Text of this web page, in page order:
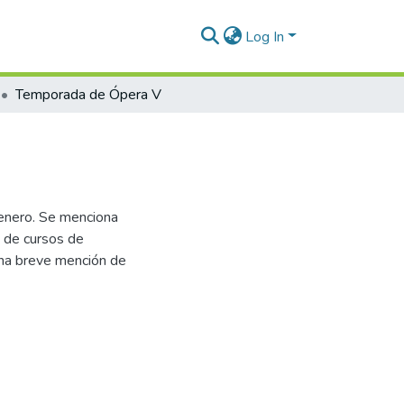
Log In
Temporada de Ópera V
Se menciona
cursos de
breve mención de